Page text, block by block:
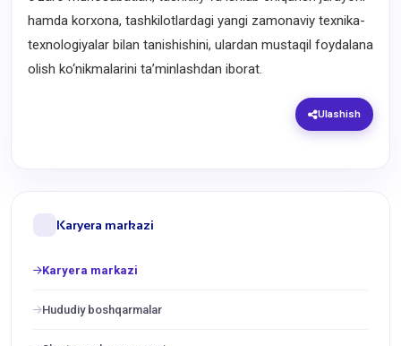
hamda korxona, tashkilotlardagi yangi zamonaviy texnika-
texnologiyalar bilan tanishishini, ulardan mustaqil foydalana
olish ko‘nikmalarini ta’minlashdan iborat.
Ulashish
Karyera markazi
Karyera markazi
Hududiy boshqarmalar